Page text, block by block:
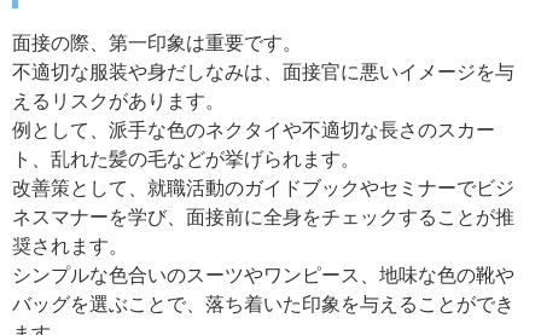
面接の際、第一印象は重要です。
不適切な服装や身だしなみは、面接官に悪いイメージを与
えるリスクがあります。
例として、派手な色のネクタイや不適切な長さのスカー
ト、乱れた髪の毛などが挙げられます。
改善策として、就職活動のガイドブックやセミナーでビジ
ネスマナーを学び、面接前に全身をチェックすることが推
奨されます。
シンプルな色合いのスーツやワンピース、地味な色の靴や
バッグを選ぶことで、落ち着いた印象を与えることができ